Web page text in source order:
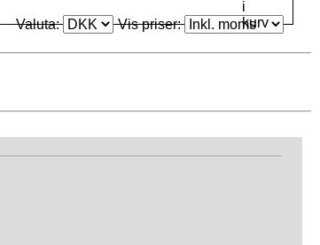
Valuta: Vis priser: